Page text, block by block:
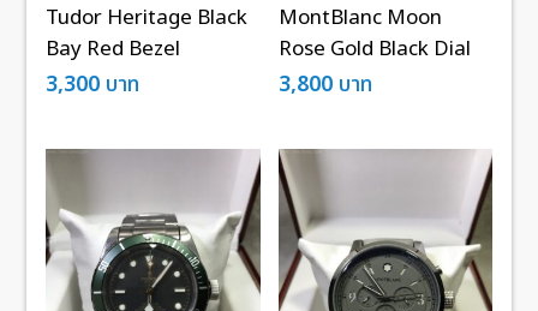
Tudor Heritage Black
Bay Red Bezel
3,300 บาท
MontBlanc Moon
Rose Gold Black Dial
3,800 บาท